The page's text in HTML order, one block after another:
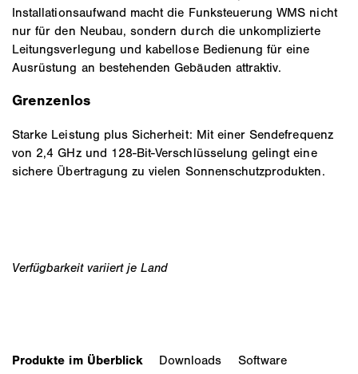
Installationsaufwand macht die Funksteuerung WMS nicht
nur für den Neubau, sondern durch die unkomplizierte
Leitungsverlegung und kabellose Bedienung für eine
Ausrüstung an bestehenden Gebäuden attraktiv.
Grenzenlos
Starke Leistung plus Sicherheit: Mit einer Sendefrequenz
von 2,4 GHz und 128-Bit-Verschlüsselung gelingt eine
sichere Übertragung zu vielen Sonnenschutzprodukten.